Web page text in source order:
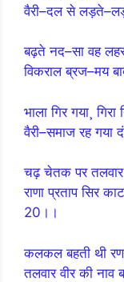
वैरी–दल से
बढ़ते नद–सा वह लहर
विकराल ब्रज–मय
भाला गिर गया¸
वैरी–समाज रह
चढ़ चेतक पर तलवार
राणा प्रताप सिर
20।।
कलकल बहती थी
तलवार वीर की